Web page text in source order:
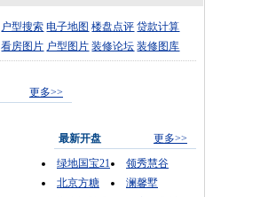
户型搜索 电子地图 楼盘点评 贷款计算
看房图片 户型图片 装修论坛 装修图库
更多>>
最新开盘
更多>>
绿地国宝21
领秀慧谷
北京方糖
澜馨墅